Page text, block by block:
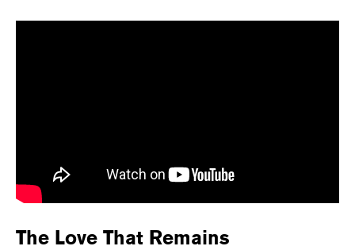
The Love That Remains